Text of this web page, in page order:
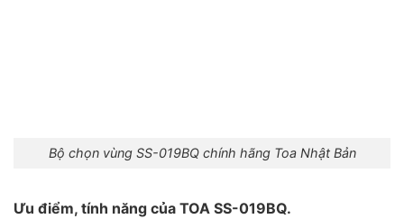
Bộ chọn vùng SS-019BQ chính hãng Toa Nhật Bản
Ưu điểm, tính năng của TOA SS-019BQ.